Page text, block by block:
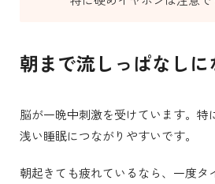
朝まで流しっぱなしに
脳が一晩中刺激を受けています。特
浅い睡眠につながりやすいです。
朝起きても疲れているなら、一度タ